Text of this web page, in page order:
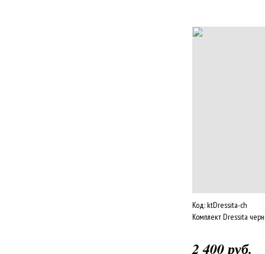
Код:ktDressita-ch
Комплект Dressita
2 400 руб.